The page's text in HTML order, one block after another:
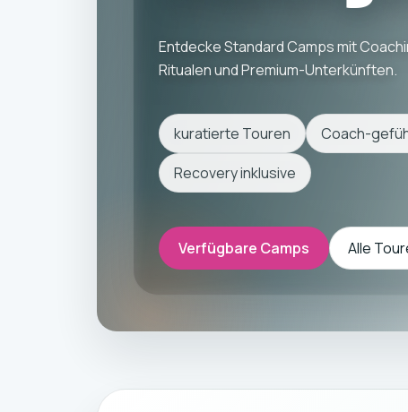
Entdecke Standard Camps mit
Ritualen und Premium-Unterkünften.
kuratierte Touren
Coach-
Recovery inklusive
Verfügbare Camps Alle